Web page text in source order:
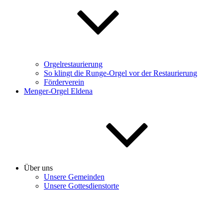
Orgelrestaurierung
So klingt die Runge-Orgel vor der Restaurierung
Förderverein
Menger-Orgel Eldena
Über uns
Unsere Gemeinden
Unsere Gottesdienstorte